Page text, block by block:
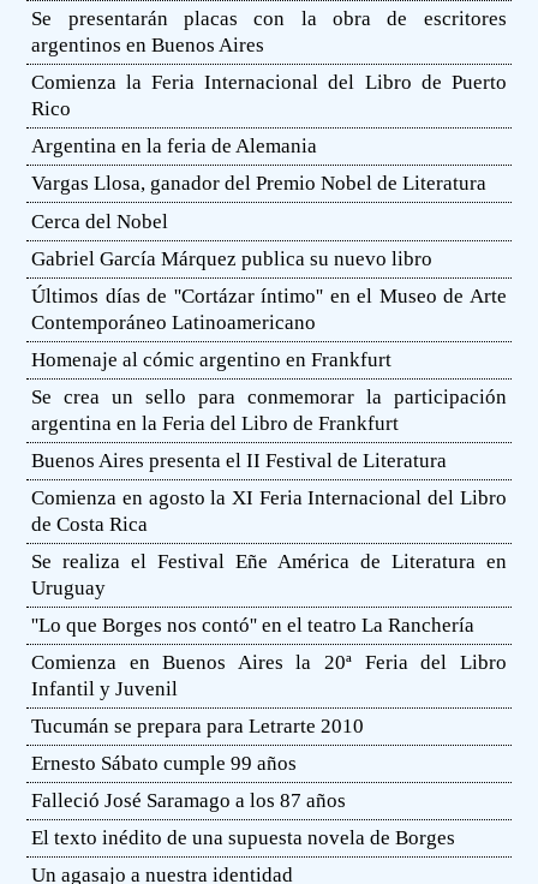
Se presentarán placas con la obra de escritores
argentinos en Buenos Aires
Comienza la Feria Internacional del Libro de Puerto
Rico
Argentina en la feria de Alemania
Vargas Llosa, ganador del Premio Nobel de Literatura
Cerca del Nobel
Gabriel García Márquez publica su nuevo libro
Últimos días de ''Cortázar íntimo'' en el Museo de Arte
Contemporáneo Latinoamericano
Homenaje al cómic argentino en Frankfurt
Se crea un sello para conmemorar la participación
argentina en la Feria del Libro de Frankfurt
Buenos Aires presenta el II Festival de Literatura
Comienza en agosto la XI Feria Internacional del Libro
de Costa Rica
Se realiza el Festival Eñe América de Literatura en
Uruguay
''Lo que Borges nos contó'' en el teatro La Ranchería
Comienza en Buenos Aires la 20ª Feria del Libro
Infantil y Juvenil
Tucumán se prepara para Letrarte 2010
Ernesto Sábato cumple 99 años
Falleció José Saramago a los 87 años
El texto inédito de una supuesta novela de Borges
Un agasajo a nuestra identidad